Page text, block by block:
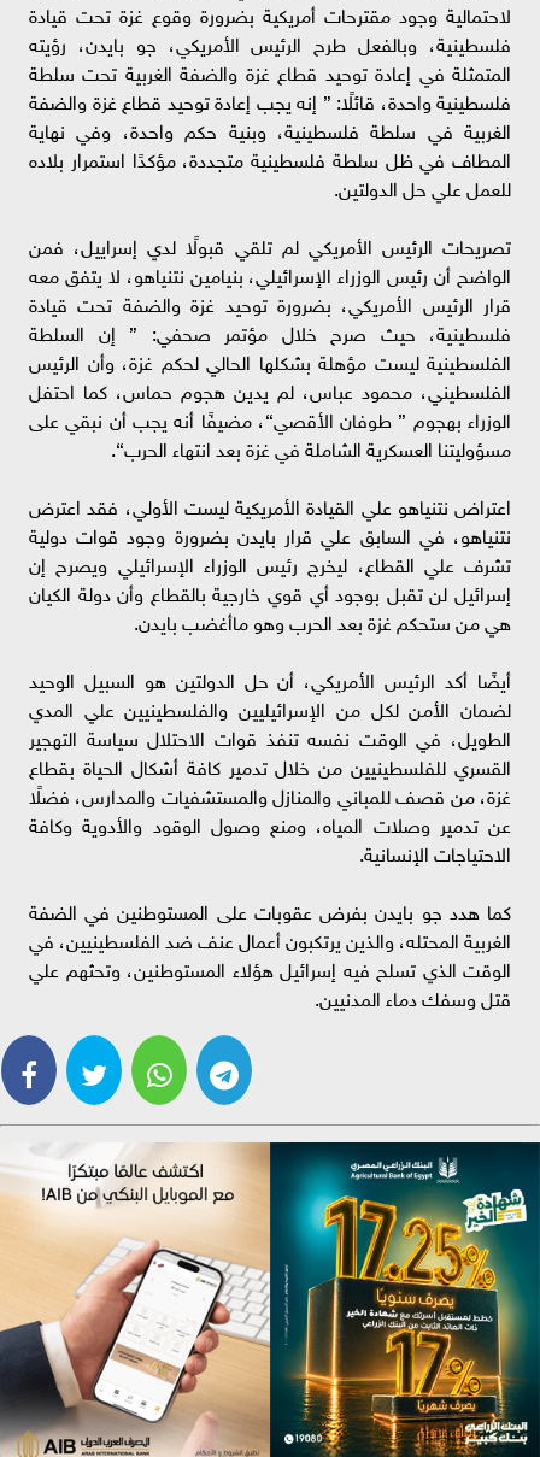
لاحتمالية وجود مقترحات أمريكية بضرورة وقوع غزة تحت قيادة
فلسطينية، وبالفعل طرح الرئيس الأمريكي، جو بايدن، رؤيته
المتمثلة في إعادة توحيد قطاع غزة والضفة الغربية تحت سلطة
فلسطينية واحدة، قائلًا: ” إنه يجب إعادة توحيد قطاع غزة والضفة
الغربية في سلطة فلسطينية، وبنية حكم واحدة، وفي نهاية
المطاف في ظل سلطة فلسطينية متجددة، مؤكدًا استمرار بلاده
للعمل علي حل الدولتين.
تصريحات الرئيس الأمريكي لم تلقي قبولًا لدي إسراييل، فمن
الواضح أن رئيس الوزراء الإسرائيلي، بنيامين نتنياهو، لا يتفق معه
قرار الرئيس الأمريكي، بضرورة توحيد غزة والضفة تحت قيادة
فلسطينية، حيث صرح خلال مؤتمر صحفي: ” إن السلطة
الفلسطينية ليست مؤهلة بشكلها الحالي لحكم غزة، وأن الرئيس
الفلسطيني، محمود عباس، لم يدين هجوم حماس، كما احتفل
الوزراء بهجوم ” طوفان الأقصي“، مضيفًا أنه يجب أن نبقي على
مسؤوليتنا العسكرية الشاملة في غزة بعد انتهاء الحرب“.
اعتراض نتنياهو علي القيادة الأمريكية ليست الأولي، فقد اعترض
نتنياهو، في السابق علي قرار بايدن بضرورة وجود قوات دولية
تشرف علي القطاع، ليخرج رئيس الوزراء الإسرائيلي ويصرح إن
إسرائيل لن تقبل بوجود أي قوي خارجية بالقطاع وأن دولة الكيان
هي من ستحكم غزة بعد الحرب وهو ماأغضب بايدن.
أيضًا أكد الرئيس الأمريكي، أن حل الدولتين هو السبيل الوحيد
لضمان الأمن لكل من الإسرائيليين والفلسطينيين علي المدي
الطويل، في الوقت نفسه تنفذ قوات الاحتلال سياسة التهجير
القسري للفلسطينيين من خلال تدمير كافة أشكال الحياة بقطاع
غزة، من قصف للمباني والمنازل والمستشفيات والمدارس، فضلًا
عن تدمير وصلات المياه، ومنع وصول الوقود والأدوية وكافة
الاحتياجات الإنسانية.
كما هدد جو بايدن بفرض عقوبات على المستوطنين في الضفة
الغربية المحتله، والذين يرتكبون أعمال عنف ضد الفلسطينيين، في
الوقت الذي تسلح فيه إسرائيل هؤلاء المستوطنين، وتحثهم علي
قتل وسفك دماء المدنيين.